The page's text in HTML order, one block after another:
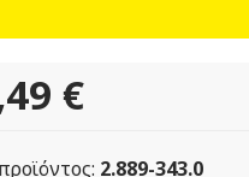
€
2.889-343.0